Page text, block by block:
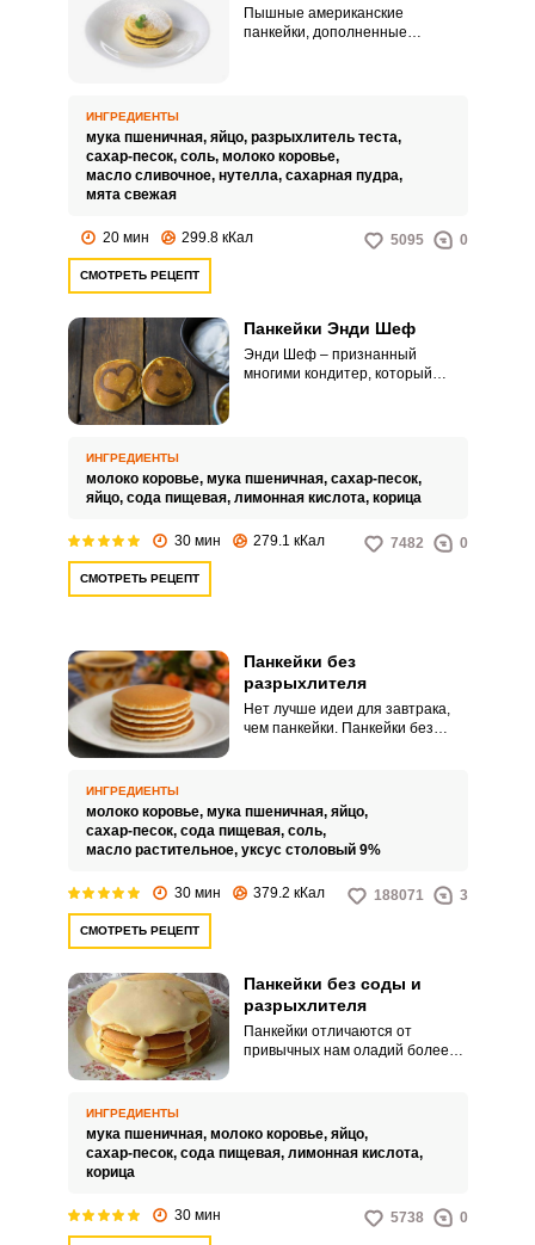
Пышные американские
панкейки, дополненные
ИНГРЕДИЕНТЫ
мука пшеничная, яйцо, разрыхлитель теста,
сахар-песок, соль, молоко коровье,
масло сливочное, нутелла, сахарная пудра,
мята свежая
20 мин 299.8 кКал 5095 0
СМОТРЕТЬ РЕЦЕПТ
Панкейки Энди Шеф
Энди Шеф – признанный
многими кондитер, который
ароматными и при этом
готовятся довольно просто, с
новичок.
ИНГРЕДИЕНТЫ
молоко коровье, мука пшеничная, сахар-песок,
яйцо, сода пищевая, лимонная кислота, корица
30 мин 279.1 кКал 7482 0
СМОТРЕТЬ РЕЦЕПТ
Панкейки без
разрыхлителя
Нет лучше идеи для завтрака,
чем панкейки. Панкейки без
ИНГРЕДИЕНТЫ
молоко коровье, мука пшеничная, яйцо,
сахар-песок, сода пищевая, соль,
масло растительное, уксус столовый 9%
30 мин 379.2 кКал 188071 3
СМОТРЕТЬ РЕЦЕПТ
Панкейки без соды и
разрыхлителя
Панкейки отличаются от
привычных нам оладий более
некоторых разновидностях
рецептов панкейков их готовят
без соды и разрыхлителя.
ИНГРЕДИЕНТЫ
мука пшеничная, молоко коровье, яйцо,
сахар-песок, сода пищевая, лимонная кислота,
корица
30 мин 5738 0
Запомнить меня